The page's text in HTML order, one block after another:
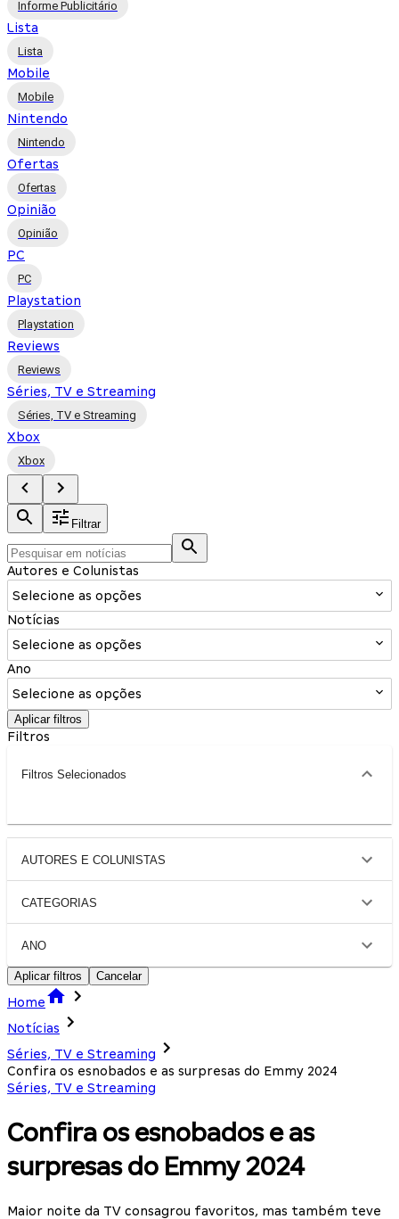
Informe Publicitário
Lista
Lista
Mobile
Mobile
Nintendo
Nintendo
Ofertas
Ofertas
Opinião
Opinião
PC
PC
Playstation
Playstation
Reviews
Reviews
Séries, TV e Streaming
Séries, TV e Streaming
Xbox
Xbox
Filtrar
Autores e Colunistas
Selecione as opções
Notícias
Selecione as opções
Ano
Selecione as opções
Aplicar filtros
Filtros
Filtros Selecionados
AUTORES E COLUNISTAS
CATEGORIAS
ANO
Aplicar filtros Cancelar
Home
Notícias
Séries, TV e Streaming
Confira os esnobados e as surpresas do Emmy 2024
Séries, TV e Streaming
Confira os esnobados e as
surpresas do Emmy 2024
Maior noite da TV consagrou favoritos, mas também teve